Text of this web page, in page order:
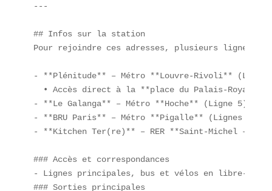
---
## Infos sur la station
Pour rejoindre ces adresses, plusieurs lignes :
- **Plénitude** – Métro **Louvre-Rivoli**
  • Accès direct à la **place du Palais-Royal**
- **Le Galanga** – Métro **Hoche** (Ligne 5) |
- **BRU Paris** – Métro **Pigalle** (Lignes 2
- **Kitchen Ter(re)** – RER **Saint-Michel –
### Accès et correspondances
- Lignes principales, bus et vélos en libre-
### Sorties principales